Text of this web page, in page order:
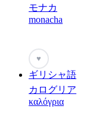
モナカ
monacha
♥
ギリシャ語
カログリア
καλόγρια